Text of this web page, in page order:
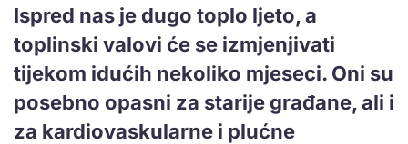
Ispred nas je dugo toplo ljeto, a
toplinski valovi će se izmjenjivati
tijekom idućih nekoliko mjeseci. Oni su
posebno opasni za starije građane, ali i
za kardiovaskularne i plućne